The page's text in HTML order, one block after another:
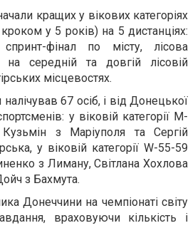
кращих у вікових категоріях
у 5 років) на 5 дистанціях:
спринт-фінал по місту, лісова
на середній та довгій лісовій
місцевостях.
67 осіб, і від Донецької
у віковій категорії M-
з Маріуполя та Сергій
у віковій категорії W-55-59
з Лиману, Світлана Хохлова
з Бахмута.
Донеччини на чемпіонаті світу
враховуючи кількість і